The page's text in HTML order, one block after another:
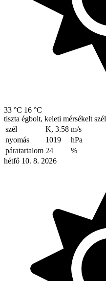
33 °C 16 °C
tiszta égbolt, keleti mérsékelt szél
szél
K, 3.58 m/s
nyomás
1019
hPa
páratartalom 24
%
hétfő 10. 8. 2026